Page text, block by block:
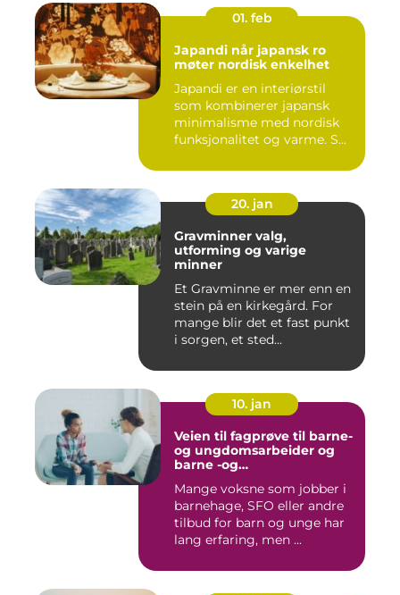
01. feb
Japandi når japansk ro
møter nordisk enkelhet
Japandi er en interiørstil
som kombinerer japansk
minimalisme med nordisk
funksjonalitet og varme. S...
20. jan
Gravminner valg,
utforming og varige
minner
Et Gravminne er mer enn en
stein på en kirkegård. For
mange blir det et fast punkt
i sorgen, et sted...
10. jan
Veien til fagprøve til barne-
og ungdomsarbeider og
barne -og
Mange voksne som jobber i
barnehage, SFO eller andre
tilbud for barn og unge har
lang erfaring, men ...